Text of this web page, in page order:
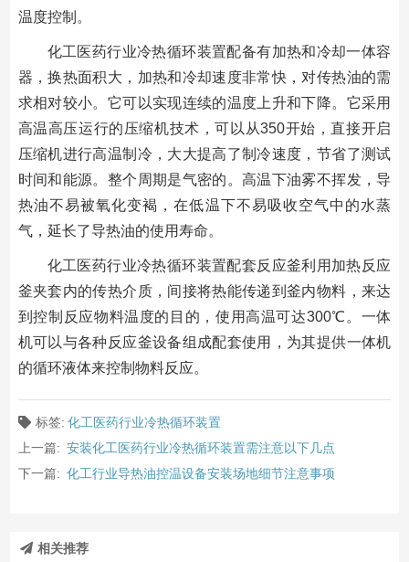
温度控制。
化工医药行业冷热循环装置配备有加热和冷却一体容
器，换热面积大，加热和冷却速度非常快，对传热油的需
求相对较小。它可以实现连续的温度上升和下降。它采用
高温高压运行的压缩机技术，可以从350开始，直接开启
压缩机进行高温制冷，大大提高了制冷速度，节省了测试
时间和能源。整个周期是气密的。高温下油雾不挥发，导
热油不易被氧化变褐，在低温下不易吸收空气中的水蒸
气，延长了导热油的使用寿命。
化工医药行业冷热循环装置配套反应釜利用加热反应
釜夹套内的传热介质，间接将热能传递到釜内物料，来达
到控制反应物料温度的目的，使用高温可达300℃。一体
机可以与各种反应釜设备组成配套使用，为其提供一体机
的循环液体来控制物料反应。
标签: 化工医药行业冷热循环装置
上一篇: 安装化工医药行业冷热循环装置需注意以下几点
下一篇: 化工行业导热油控温设备安装场地细节注意事项
相关推荐